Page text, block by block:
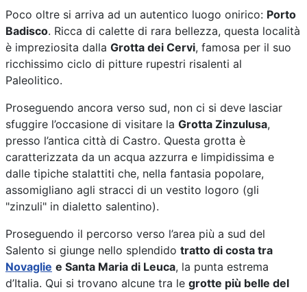
Poco oltre si arriva ad un autentico luogo onirico: Porto
Badisco. Ricca di calette di rara bellezza, questa località
è impreziosita dalla Grotta dei Cervi, famosa per il suo
ricchissimo ciclo di pitture rupestri risalenti al
Paleolitico.
Proseguendo ancora verso sud, non ci si deve lasciar
sfuggire l’occasione di visitare la Grotta Zinzulusa,
presso l’antica città di Castro. Questa grotta è
caratterizzata da un acqua azzurra e limpidissima e
dalle tipiche stalattiti che, nella fantasia popolare,
assomigliano agli stracci di un vestito logoro (gli
"zinzuli" in dialetto salentino).
Proseguendo il percorso verso l’area più a sud del
Salento si giunge nello splendido tratto di costa tra
Novaglie e Santa Maria di Leuca, la punta estrema
d’Italia. Qui si trovano alcune tra le grotte più belle del